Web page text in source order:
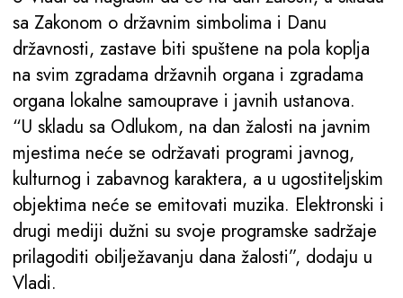
sa Zakonom o državnim simbolima i Danu
državnosti, zastave biti spuštene na pola koplja
na svim zgradama državnih organa i zgradama
organa lokalne samouprave i javnih ustanova.
“U skladu sa Odlukom, na dan žalosti na javnim
mjestima neće se održavati programi javnog,
kulturnog i zabavnog karaktera, a u ugostiteljskim
objektima neće se emitovati muzika. Elektronski i
drugi mediji dužni su svoje programske sadržaje
prilagoditi obilježavanju dana žalosti”, dodaju u
Vladi.